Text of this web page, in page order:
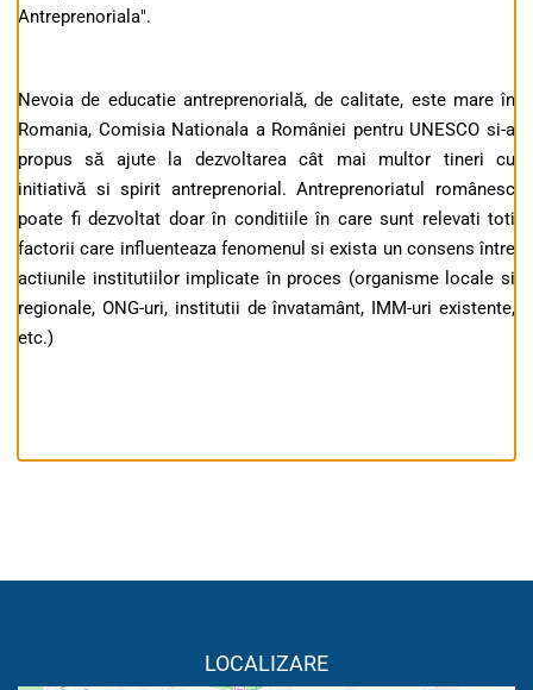
Antreprenoriala".
Nevoia de educatie antreprenorială, de calitate, este mare în
Romania, Comisia Nationala a României pentru UNESCO si-a
propus să ajute la dezvoltarea cât mai multor tineri cu
initiativă si spirit antreprenorial. Antreprenoriatul românesc
poate fi dezvoltat doar în conditiile în care sunt relevati toti
factorii care influenteaza fenomenul si exista un consens între
actiunile institutiilor implicate în proces (organisme locale si
regionale, ONG-uri, institutii de învatamânt, IMM-uri existente,
etc.)
LOCALIZARE